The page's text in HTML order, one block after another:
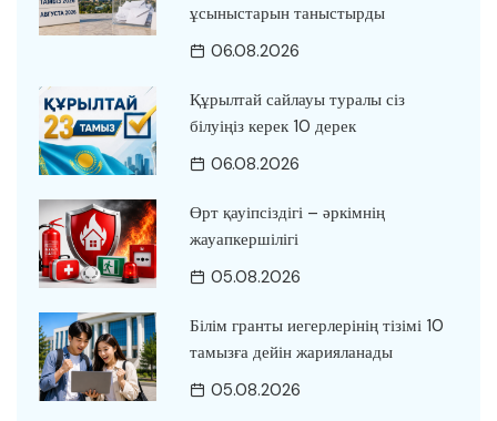
ұсыныстарын таныстырды
06.08.2026
Құрылтай сайлауы туралы сіз
білуіңіз керек 10 дерек
06.08.2026
Өрт қауіпсіздігі – әркімнің
жауапкершілігі
05.08.2026
Білім гранты иегерлерінің тізімі 10
тамызға дейін жарияланады
05.08.2026